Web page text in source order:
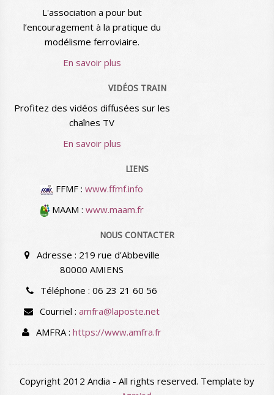
L'association a pour but
l’encouragement à la pratique du
modélisme ferroviaire.
En savoir plus
VIDÉOS TRAIN
Profitez des vidéos diffusées sur les
chaînes TV
En savoir plus
LIENS
FFMF : www.ffmf.info
MAAM : www.maam.fr
NOUS CONTACTER
Adresse : 219 rue d'Abbeville
80000 AMIENS
Téléphone : 06 23 21 60 56
Courriel : amfra@laposte.net
AMFRA : https://www.amfra.fr
Copyright 2012 Andia - All rights reserved. Template by